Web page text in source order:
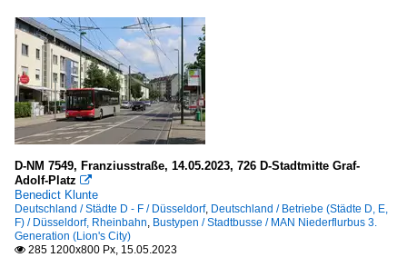
D-NM 7549, Franziusstraße, 14.05.2023, 726 D-Stadtmitte Graf-
Adolf-Platz 
Benedict Klunte
Deutschland / Städte D - F / Düsseldorf, Deutschland / Betriebe (Städte D, E,
F) / Düsseldorf, Rheinbahn, Bustypen / Stadtbusse / MAN Niederflurbus 3.
Generation (Lion's City)
 285 1200x800 Px, 15.05.2023